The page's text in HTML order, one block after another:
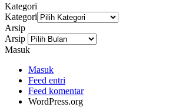
Kategori
Kategori
Arsip
Arsip
Masuk
Masuk
Feed entri
Feed komentar
WordPress.org